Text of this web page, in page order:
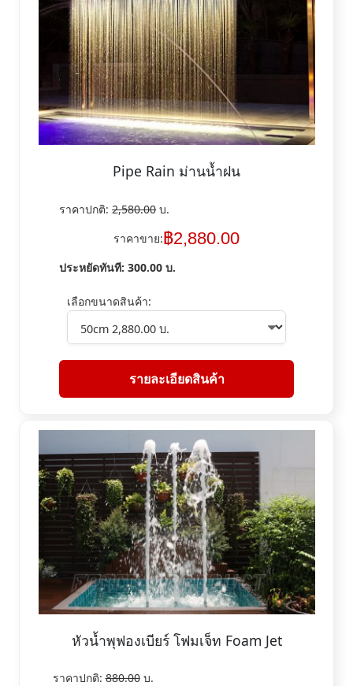
Pipe Rain ม่านน้ำฝน
ราคาปกติ: 2,580.00 บ.
ราคาขาย:฿2,880.00
ประหยัดทันที: 300.00 บ.
เลือกขนาดสินค้า:
รายละเอียดสินค้า
หัวน้ำพุฟองเบียร์ โฟมเจ็ท Foam Jet
ราคาปกติ:880.00บ.